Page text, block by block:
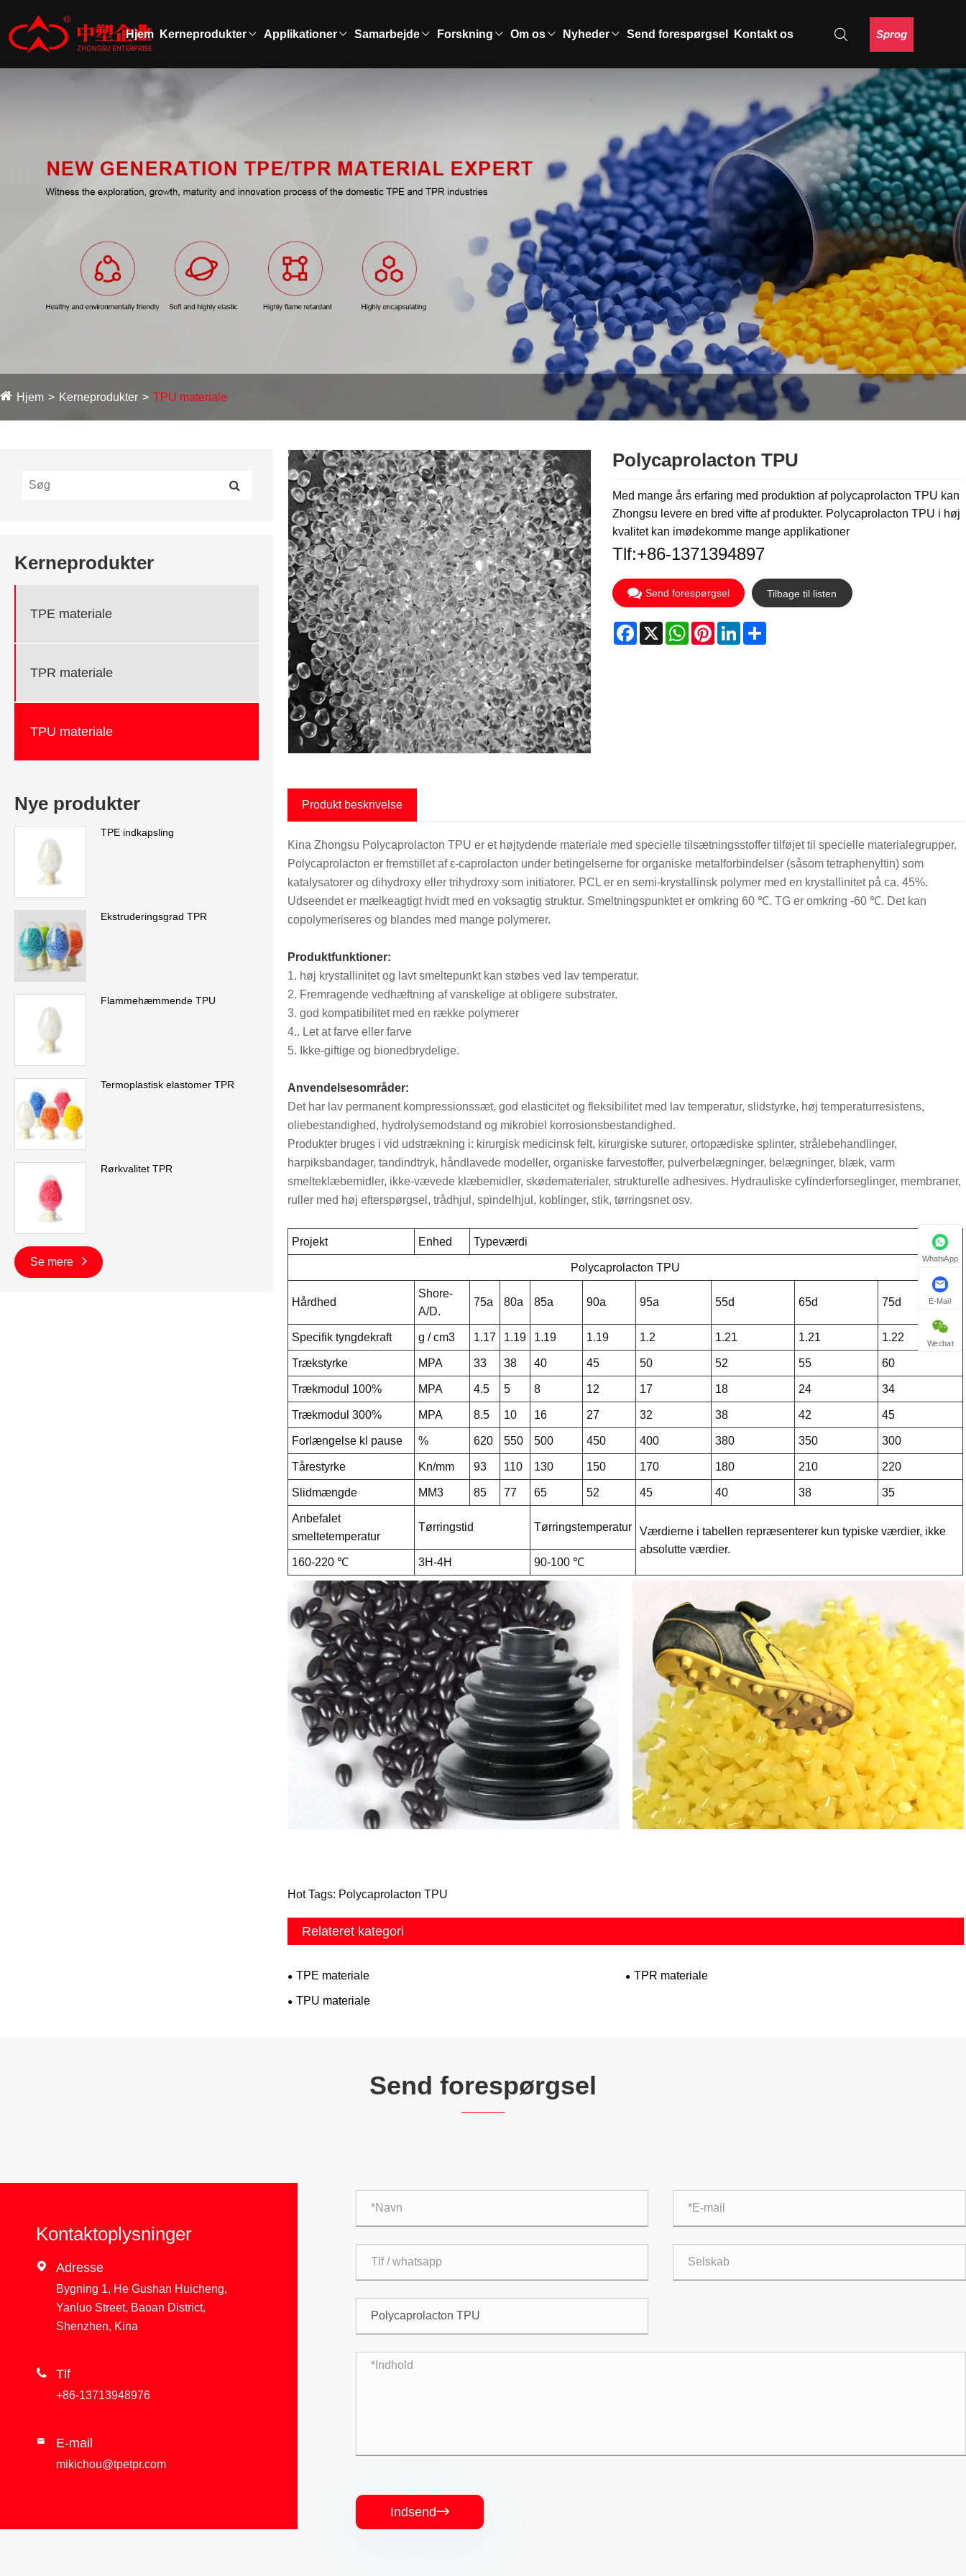
Hjem Kerneprodukter Applikationer Samarbejde Forskning Om os Nyheder Send forespørgsel Kontakt os Sprog
Hjem Kerneprodukter TPU materiale
Kerneprodukter
TPE materiale
TPR materiale
TPU materiale
Nye produkter
TPE indkapsling
Ekstruderingsgrad TPR
Flammehæmmende TPU
Termoplastisk elastomer TPR
Rørkvalitet TPR
Se mere
Polycaprolacton TPU
Med mange års erfaring med produktion af polycaprolacton TPU kan
Zhongsu levere en bred vifte af produkter. Polycaprolacton TPU i høj
kvalitet kan imødekomme mange applikationer
Tlf:+86-1371394897
Send forespørgsel Tilbage til listen
Facebook
X WhatsApp
PinterestLinkedInShare
Produkt beskrivelse
Kina Zhongsu Polycaprolacton TPU er et højtydende materiale med specielle tilsætningsstoffer tilføjet til specielle materialegrupper.
Polycaprolacton er fremstillet af ε-caprolacton under betingelserne for organiske metalforbindelser (såsom tetraphenyltin) som
katalysatorer og dihydroxy eller trihydroxy som initiatorer. PCL er en semi-krystallinsk polymer med en krystallinitet på ca. 45%.
Udseendet er mælkeagtigt hvidt med en voksagtig struktur. Smeltningspunktet er omkring 60 ℃. TG er omkring -60 ℃. Det kan
copolymeriseres og blandes med mange polymerer.
Produktfunktioner:
1. høj krystallinitet og lavt smeltepunkt kan støbes ved lav temperatur.
2. Fremragende vedhæftning af vanskelige at obligere substrater.
3. god kompatibilitet med en række polymerer
4.. Let at farve eller farve
5. Ikke-giftige og bionedbrydelige.
Anvendelsesområder:
Det har lav permanent kompressionssæt, god elasticitet og fleksibilitet med lav temperatur, slidstyrke, høj temperaturresistens,
oliebestandighed, hydrolysemodstand og mikrobiel korrosionsbestandighed.
Produkter bruges i vid udstrækning i: kirurgisk medicinsk felt, kirurgiske suturer, ortopædiske splinter, strålebehandlinger,
harpiksbandager, tandindtryk, håndlavede modeller, organiske farvestoffer, pulverbelægninger, belægninger, blæk, varm
smelteklæbemidler, ikke-vævede klæbemidler, skødematerialer, strukturelle adhesives. Hydrauliske cylinderforseglinger, membraner,
ruller med høj efterspørgsel, trådhjul, spindelhjul, koblinger, stik, tørringsnet osv.
Projekt Enhed Typeværdi
Polycaprolacton TPU
Hårdhed
Shore-
A/D.
75a 80a 85a 90a 95a 55d 65d 75d
Specifik tyngdekraft g / cm3 1.17 1.19 1.19 1.19 1.2 1.21 1.21 1.22
Trækstyrke MPA 33 38 40 45 50 52 55 60
Trækmodul 100% MPA 4.5 5 8 12 17 18 24 34
Trækmodul 300% MPA 8.5 10 16 27 32 38 42 45
Forlængelse kl pause % 620 550 500 450 400 380 350 300
Tårestyrke Kn/mm 93 110 130 150 170 180 210 220
Slidmængde MM3 85 77 65 52 45 40 38 35
Anbefalet
smeltetemperatur
Tørringstid Tørringstemperatur
Værdierne i tabellen repræsenterer kun typiske værdier, ikke
absolutte værdier.
160-220 ℃
3H-4H 90-100 ℃
Hot Tags: Polycaprolacton TPU
Relateret kategori
TPE materiale TPR materiale
TPU materiale
Send forespørgsel
Kontaktoplysninger
 Adresse
Bygning 1, He Gushan Huicheng,
Yanluo Street, Baoan District,
Shenzhen, Kina
 Tlf
+86-13713948976
 E-mail
mikichou@tpetpr.com
Indsend
WhatsApp
E-Mail
Wechat